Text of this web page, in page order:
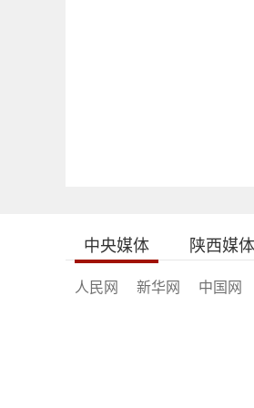
中央媒体 陕西媒体
人民网 新华网 中国网